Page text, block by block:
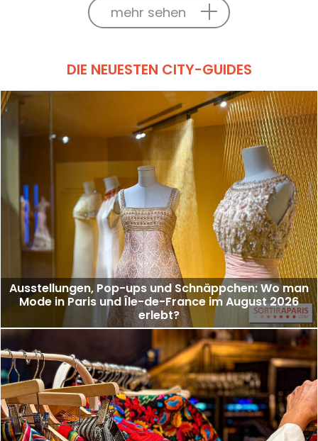
mehr sehen
DIE NEUESTEN CITY-GUIDES
Ausstellungen, Pop-ups und Schnäppchen: Wo man
Mode in Paris und Île-de-France im August 2026
erlebt?